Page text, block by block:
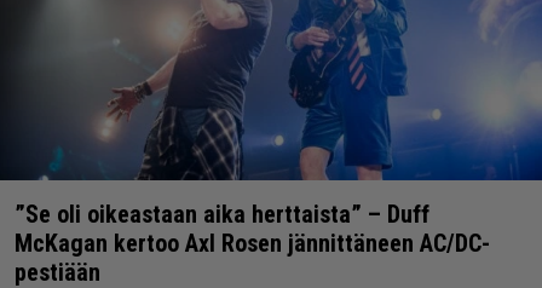
”Se oli oikeastaan aika herttaista” – Duff
McKagan kertoo Axl Rosen jännittäneen AC/DC-
pestiään